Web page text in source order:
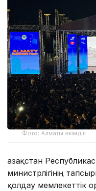
Фото: Алматы әкімдігі
Қазақстан
министрлігінің
қолдау мемлекеттік